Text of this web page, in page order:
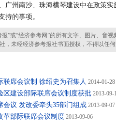
广州南沙、珠海横琴建设中在政策
持的事项。
或“经济参考网”的所有文字、图片、音视
，未经经济参考报社书面授权，不得以任
联席会议制 徐绍史为召集人 2014-01-28
区建设部际联席会议制度获批 2013-09-
会议 发改委牵头35部门组成 2013-09-07
革部际联席会议制度 2013-09-06